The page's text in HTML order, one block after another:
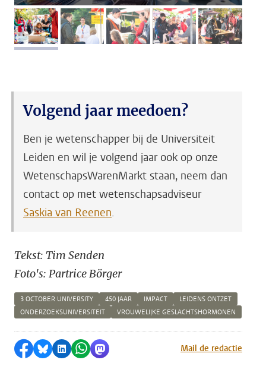
afbeelding 1afbeelding 2afbeelding 3afbeelding 4
Volgend jaar meedoen?
Ben je wetenschapper bij de Universiteit
Leiden en wil je volgend jaar ook op onze
WetenschapsWarenMarkt staan, neem dan
contact op met wetenschapsadviseur
Saskia van Reenen.
Tekst: Tim Senden
Foto's: Partrice Börger
3 OCTOBER UNIVERSITY 450 JAAR IMPACT
LEIDENS ONTZET
ONDERZOEKSUNIVERSITEIT
VROUWELIJKE GESLACHTSHORMONEN
Delen op Facebook
Delen via Bluesky
Delen op LinkedIn
Delen via WhatsApp
Delen via MastodonMail de redactie